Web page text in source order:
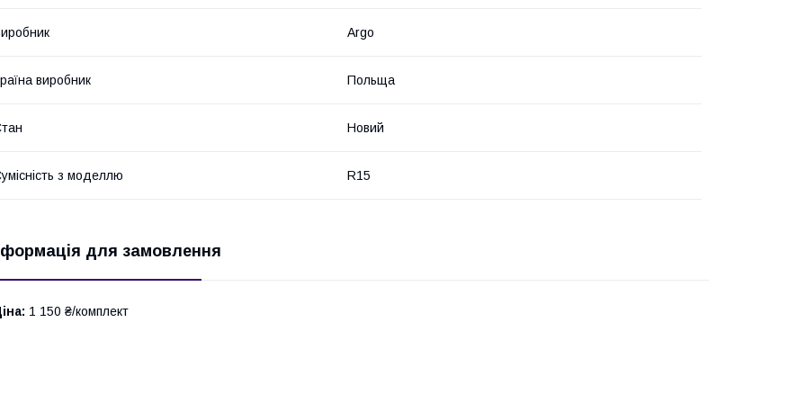
Argo
виробник Польща
Новий
з моделлю R15
для замовлення
1 150 ₴/комплект